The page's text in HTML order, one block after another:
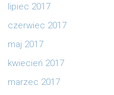
lipiec 2017
czerwiec 2017
maj 2017
kwiecień 2017
marzec 2017